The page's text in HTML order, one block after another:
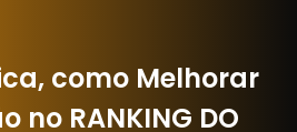
como Melhorar
no RANKING DO